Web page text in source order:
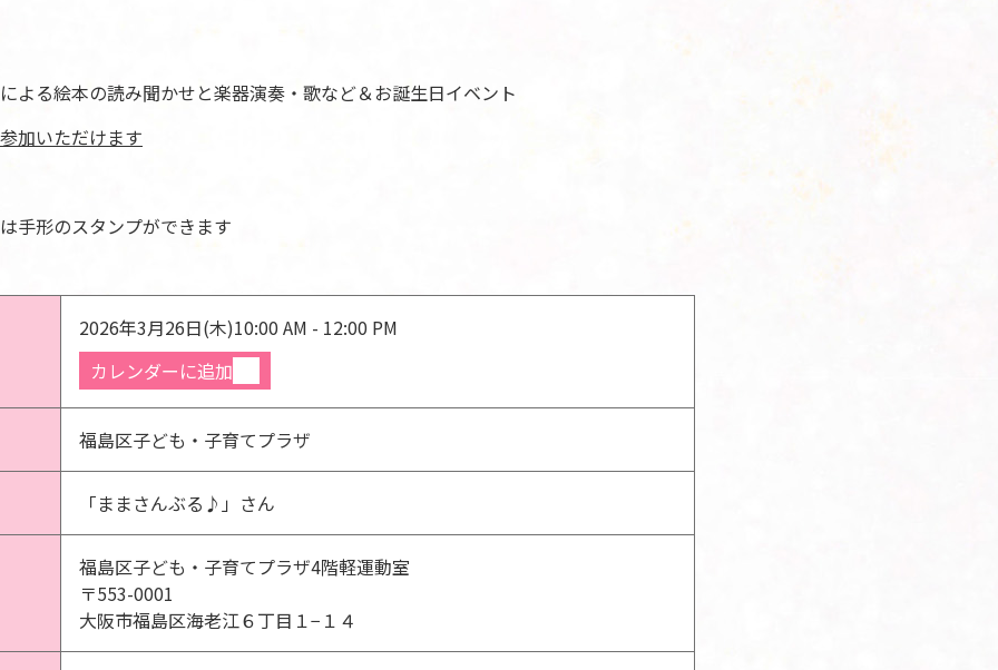
よる絵本の読み聞かせと楽器演奏・歌など＆お誕生日イベント
加いただけます
手形のスタンプができます
2026年3月26日(木)10:00 AM - 12:00 PM
カレンダーに追加
福島区子ども・子育てプラザ
「ままさんぶる♪」さん
福島区子ども・子育てプラザ4階軽運動室
〒553-0001
大阪市福島区海老江６丁目１−１４